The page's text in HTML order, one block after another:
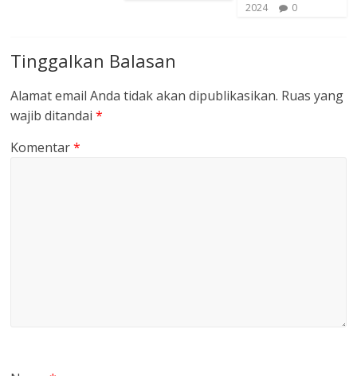
2024
0
Tinggalkan Balasan
Alamat email Anda tidak akan dipublikasikan. Ruas yang
wajib ditandai*
Komentar*